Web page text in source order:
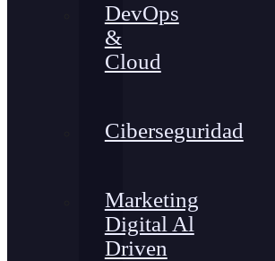
DevOps
&
Cloud
Ciberseguridad
Marketing
Digital Al
Driven